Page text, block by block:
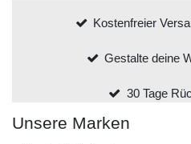
Kostenfreier
Gestalte deine
30 Tage
Unsere Marken